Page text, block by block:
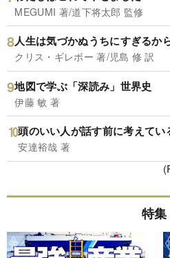
MEGUMI 著/道下将太郎 監修
人生は気づかぬうちにすぎるから
クリス・ギレボー 著/児島 修 訳
地図で学ぶ「深読み」世界史
伊藤 敏 著
頭のいい人が話す前に考えてい
安達裕哉 著
特集